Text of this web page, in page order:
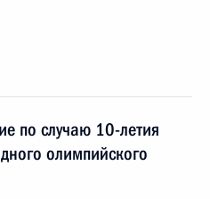
по случаю 10-летия
олимпийского